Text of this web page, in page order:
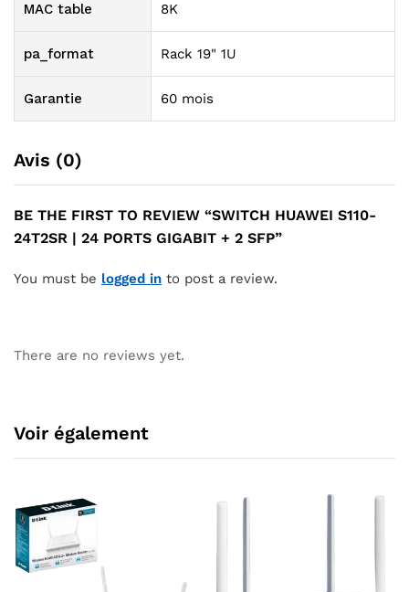
MAC table 8K
pa_format Rack 19" 1U
Garantie 60 mois
Avis (0)
BE THE FIRST TO REVIEW “SWITCH HUAWEI S110-
24T2SR | 24 PORTS GIGABIT + 2 SFP”
You must be logged in to post a review.
There are no reviews yet.
Voir également